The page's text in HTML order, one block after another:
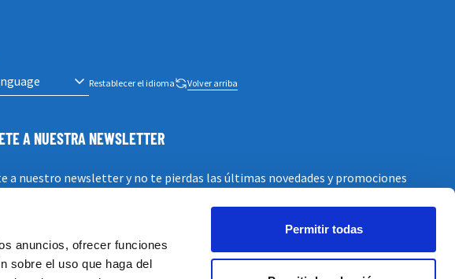
anuncios, ofrecer funciones
sobre el uso que haga del
Permitir todas
Restablecer el idioma Volver arriba
A NUESTRA NEWSLETTER
a nuestro newsletter y no te pierdas las últimas novedades y promociones